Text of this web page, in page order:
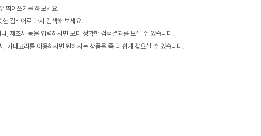
띄어쓰기를 해보세요.
검색어로 다시 검색해 보세요.
, 제조사 등을 입력하시면 보다 정확한 검색결과를 보실 수 있습니다.
, 카테고리를 이용하시면 원하시는 상품을 좀 더 쉽게 찾으실 수 있습니다.